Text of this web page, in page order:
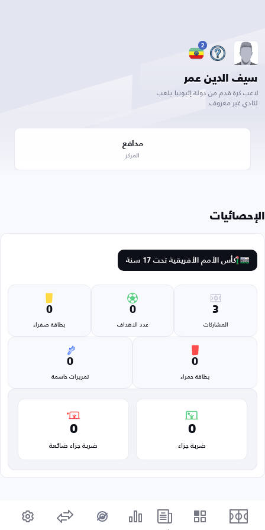
2
سيف الدين عمر
لاعب كرة قدم من دولة إثيوبيا يلعب
لنادي غير معروف
مدافع
المركز
الإحصائيات
كأس الأمم الأفريقية تحت 17 سنة
3
المشاركات
0
عدد الاهداف
0
بطاقة صفراء
0
بطاقة حمراء
0
تمريرات حاسمة
0
ضربة جزاء
0
ضربة جزاء ضائعة